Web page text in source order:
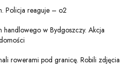
Policja reaguje – o2
w Bydgoszczy. Akcja
rowerami pod granicę. Robili zdjęcia